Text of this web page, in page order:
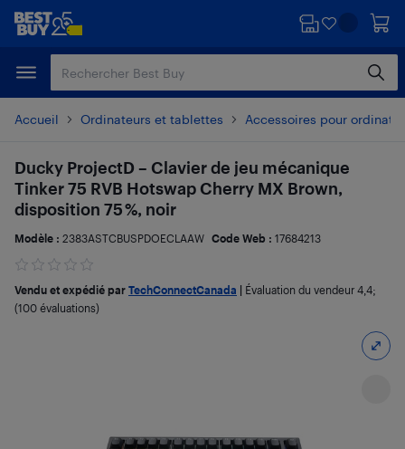
Passer
principal
Passer
Accueil Ordinateurs et tablettes Accessoires pour
Ducky ProjectD – Clavier de jeu mécanique
Tinker 75 RVB Hotswap Cherry MX Brown,
disposition 75 %, noir
Modèle : 2383ASTCBUSPDOECLAAW Code Web : 17684213
Vendu et expédié par TechConnectCanada Évaluation du vendeur 4,4;
(100 évaluations)